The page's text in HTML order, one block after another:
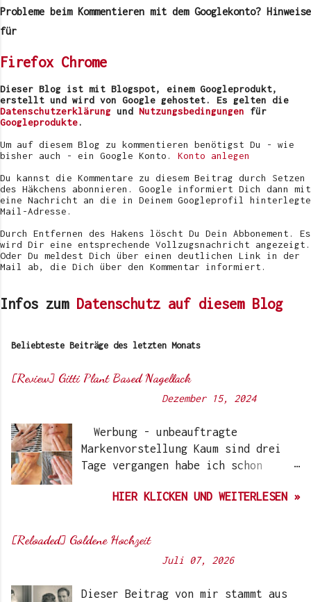
m
m
a
v
e
r
ö
f
e
t
l
i
c
e
n
Probleme beim Kommentieren mit dem Googlekonto? Hinweise
für
Firefox Chrome
Dieser Blog ist mit Blogspot, einem Googleprodukt,
erstellt und wird von Google gehostet. Es gelten die
Datenschutzerklärung und Nutzungsbedingungen für
Googleprodukte.
Um auf diesem Blog zu kommentieren benötigst Du - wie
bisher auch - ein Google Konto. Konto anlegen
Du kannst die Kommentare zu diesem Beitrag durch Setzen
des Häkchens abonnieren. Google informiert Dich dann mit
eine Nachricht an die in Deinem Googleprofil hinterlegte
Mail-Adresse.
Durch Entfernen des Hakens löscht Du Dein Abbonement. Es
wird Dir eine entsprechende Vollzugsnachricht angezeigt.
Oder Du meldest Dich über einen deutlichen Link in der
Mail ab, die Dich über den Kommentar informiert.
Infos zum Datenschutz auf diesem Blog
Beliebteste Beiträge des letzten Monats
[Review] Gitti Plant Based Nagellack
Dezember 15, 2024
Werbung - unbeauftragte
Markenvorstellung Kaum sind drei
Tage vergangen habe ich schon
Euch. Aber nach 6 Monate, wo ich
durchwegs positives Ergebnis
vermelden. Die meisten dürften
Instagram kennen. Auch Ari hat auf
HIER KLICKEN UND WEITERLESEN »
[Reloaded] Goldene Hochzeit
Juli 07, 2026
Dieser Beitrag von mir stammt aus